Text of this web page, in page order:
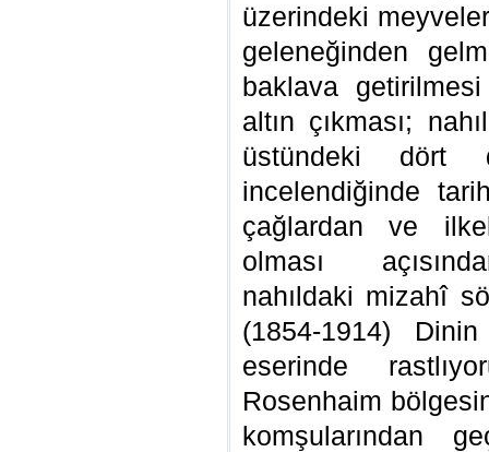
üzerindeki
geleneğinden
baklava
altın çıkması;
üstündeki dört
incelendiğinde
çağlardan ve
olması
nahıldaki mizahî
(1854-1914)
eserinde
Rosenhaim
komşularından